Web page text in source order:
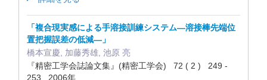
「複合現実感による手溶接訓練システム―溶接棒先端位
置把握誤差の低減―」
橋本宣慶, 加藤秀雄, 池原 亮
『精密工学会誌論文集』(精密工学会) 72 ( 2 ) 249 -
253 2006年